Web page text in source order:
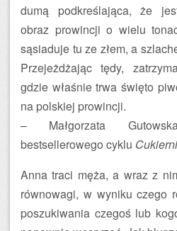
dumą podkreślająca, że
obraz prowincji o wielu
sąsiaduje tu ze złem, a
Przejeżdżając tędy,
gdzie właśnie trwa święto
na polskiej prowincji.
– Małgorzata
bestsellerowego cyklu
Anna traci męża, a wraz z
równowagi, w wyniku czego
poszukiwania czegoś lub